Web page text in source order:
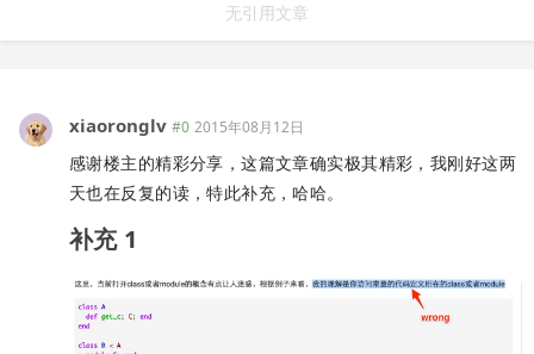
无引用文章
xiaoronglv #0 2015年08月12日
感谢楼主的精彩分享，这篇文章确实极其精彩，我刚好这两
天也在反复的读，特此补充，哈哈。
补充 1